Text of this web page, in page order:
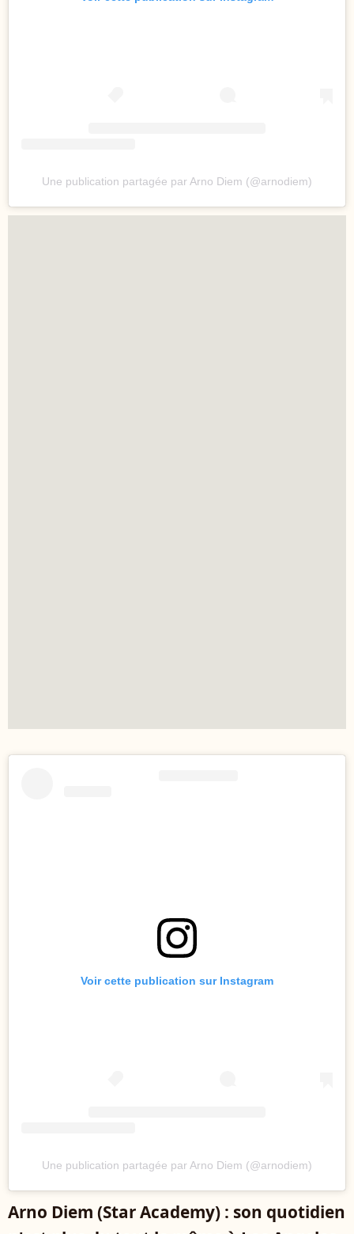
Une publication partagée par Arno Diem (@arnodiem)
Voir cette publication sur Instagram
Une publication partagée par Arno Diem (@arnodiem)
Arno Diem (Star Academy) : son quotidien